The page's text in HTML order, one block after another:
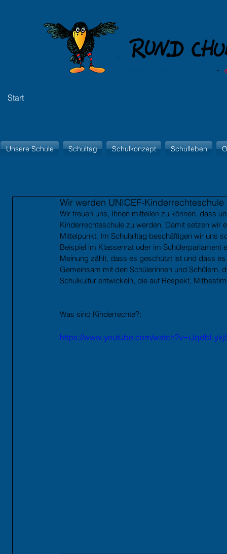
Start
Unsere Schule Schultag Schulkonzept Schulleben
Wir werden UNICEF-Kinderrechteschule
Wir freuen uns, Ihnen mitteilen zu können, dass
Kinderrechteschule zu werden. Damit setzen wir
Mittelpunkt. Im Schulalltag beschäftigen wir uns
Beispiel im Klassenrat oder im
Meinung zählt, dass es geschützt ist und dass
Gemeinsam mit den Schülerinnen und Schülern,
Schulkultur entwickeln, die auf Respekt,
Was sind Kinderrechte?:
https://www.youtube.com/